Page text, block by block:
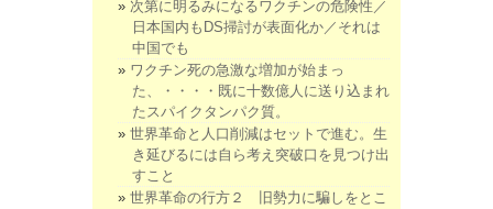
次第に明るみになるワクチンの危険性／
日本国内もDS掃討が表面化か／それは
中国でも
ワクチン死の急激な増加が始まっ
た、・・・・既に十数億人に送り込まれ
たスパイクタンパク質。
世界革命と人口削減はセットで進む。生
き延びるには自ら考え突破口を見つけ出
すこと
世界革命の行方２ 旧勢力に騙しをとこ